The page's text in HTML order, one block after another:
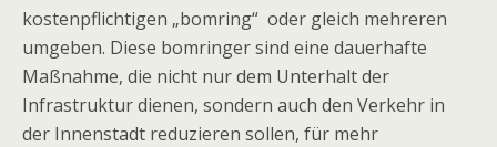
kostenpflichtigen „bomring“ oder gleich mehreren
umgeben. Diese bomringer sind eine dauerhafte
Maßnahme, die nicht nur dem Unterhalt der
Infrastruktur dienen, sondern auch den Verkehr in
der Innenstadt reduzieren sollen, für mehr